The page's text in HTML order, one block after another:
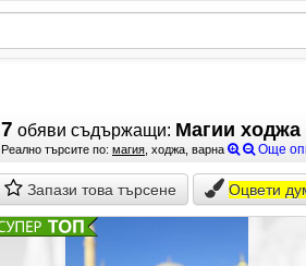
7 обяви съдържащи: Магии ходжа
Реално търсите по: магия , ходжа, варна Още
Запази това търсене Оцвети